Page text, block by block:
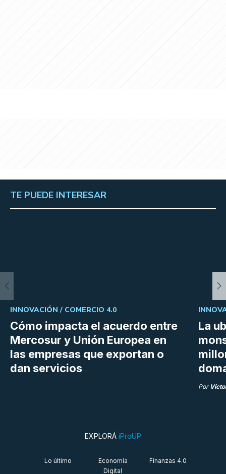
TE PUEDE INTERESAR
Cómo impacta el acuerdo entre
Mercosur y Unión Europea en
las empresas que exportan o
dan servicios
INNOVACIÓN / COMERCIO 4.0
La
Por
EXPLORÁ iProUP
Lo último
Economía
Digital
Finanzas 4.0